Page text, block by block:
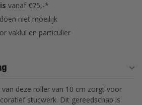
vanaf €75,-*
niet moeilijk
vaklui en particulier
deze roller van 10 cm zorgt voor
stucwerk. Dit gereedschap is